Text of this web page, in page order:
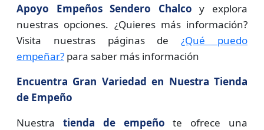
Apoyo Empeños Sendero Chalco y explora
nuestras opciones. ¿Quieres más información?
Visita nuestras páginas de¿Qué puedo
empeñar? para saber más información
Encuentra Gran Variedad en Nuestra Tienda
de Empeño
Nuestra tienda de empeño te ofrece una